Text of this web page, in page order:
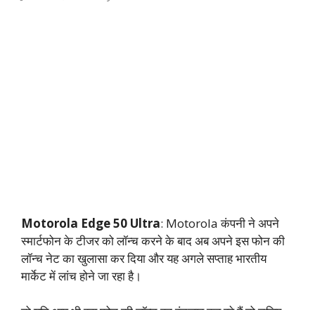
Motorola Edge 50 Ultra: Motorola कंपनी ने अपने
स्मार्टफोन के टीजर को लॉन्च करने के बाद अब अपने इस फोन की
लॉन्च नेट का खुलासा कर दिया और यह अगले सप्ताह भारतीय
मार्केट में लांच होने जा रहा है।